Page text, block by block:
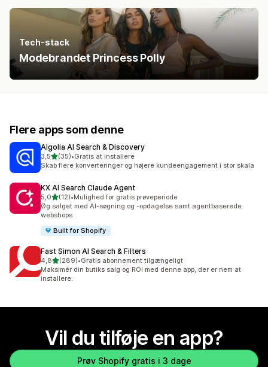
Tech-stack
Modebrandet Princess Polly
Flere apps som denne
Algolia AI Search & Discovery
3,5ud af 5 stjerner
(35)
35 anmeldelser i alt
•Gratis at installere
Skab flere konverteringer og højere kundeengagement i stor skala
KX AI Search Claude Agent
5,0ud af 5 stjerner
(12)
12 anmeldelser i alt
•Mulighed for gratis prøveperiode
Øg salget med AI-søgning og -opdagelse samt agentbaserede
webshops
Built for Shopify
Fast Simon AI Search & Filters
4,8ud af 5 stjerner
(289)
289 anmeldelser i alt
•Gratis abonnement tilgængeligt
Maksimér din butiks salg og ROI med denne app, der er nem at
installere.
Vil du tilføje en app?
Prøv Shopify gratis i 3 dage